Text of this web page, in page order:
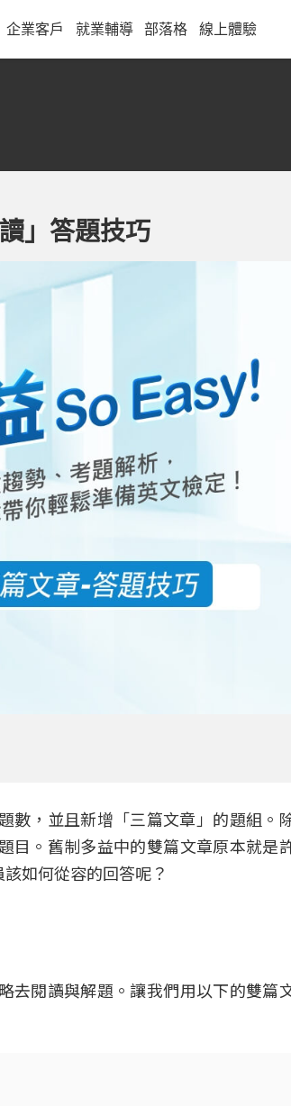
企業客戶 就業輔導 部落格 線上體驗
」答題技巧
數，並且新增「三篇文章」的題組。
目。舊制多益中的雙篇文章原本就是
如何從容的回答呢？
去閱讀與解題。讓我們用以下的雙篇